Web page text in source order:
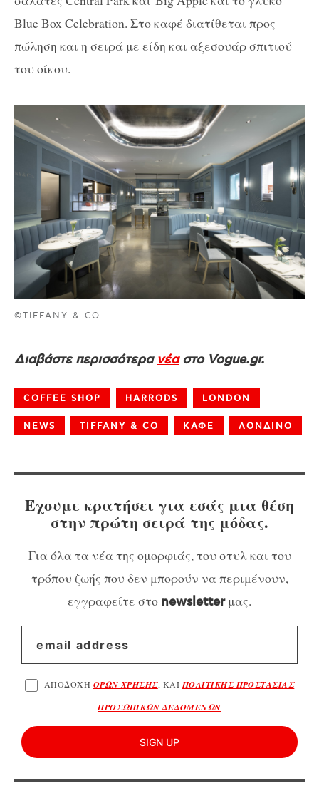
Blue Box Celebration. Στο καφέ διατίθεται προς
πώληση και η σειρά με είδη και αξεσουάρ σπιτιού
του οίκου.
©TIFFANY & CO.
Διαβάστε περισσότερα νέαστο Vogue.gr.
COFFEE SHOP HARRODS LONDON
NEWS TIFFANY & CO ΚΑΦΕ ΛΟΝΔΙΝΟ
Έχουμε κρατήσει για εσάς μια θέση
στην πρώτη σειρά της μόδας.
Για όλα τα νέα της ομορφιάς, του στυλ και του
τρόπου ζωής που δεν μπορούν να περιμένουν,
εγγραφείτε στο newsletterμας.
ΑΠΟΔΟΧΗ ΟΡΩΝ ΧΡΗΣΗΣ, ΚΑΙ ΠΟΛΙΤΙΚΗΣ ΠΡΟΣΤΑΣΙΑΣ
ΠΡΟΣΩΠΙΚΩΝ ΔΕΔΟΜΕΝΩΝ
SIGN UP